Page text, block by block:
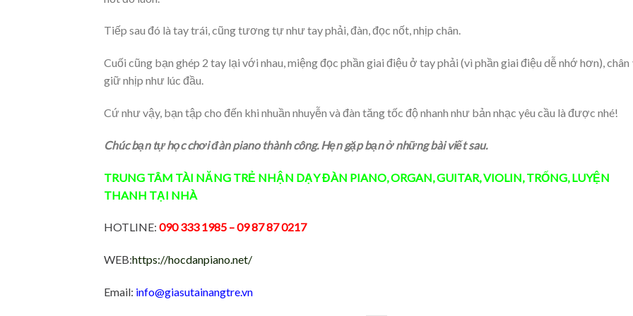
Tiếp sau đó là tay trái, cũng tương tự như tay phải, đàn, đọc nốt, nhịp chân.
Cuối cũng bạn ghép 2 tay lại với nhau, miệng đọc phần giai điệu ở tay phải (vì phần giai điệu dễ nhớ hơn), chân
giữ nhịp như lúc đầu.
Cứ như vậy, bạn tập cho đến khi nhuần nhuyễn và đàn tăng tốc độ nhanh như bản nhạc yêu cầu là được nhé!
Chúc bạn tự học chơi đàn piano thành công. Hẹn gặp bạn ở những bài viết sau.
TRUNG TÂM TÀI NĂNG TRẺ NHẬN DẠY ĐÀN PIANO,ORGAN,GUITAR,VIOLIN, TRỐNG, LUYỆN
THANH TẠI NHÀ
HOTLINE: 090 333 1985 – 09 87 87 0217
WEB:https://hocdanpiano.net/
Email: info@giasutainangtre.vn